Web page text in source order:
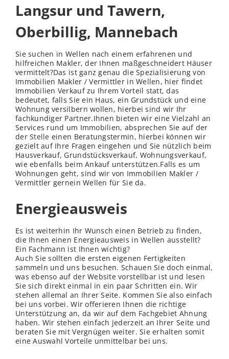
Langsur und Tawern,
Oberbillig, Mannebach
Sie suchen in Wellen nach einem erfahrenen und
hilfreichen Makler, der Ihnen maßgeschneidert Häuser
vermittelt?Das ist ganz genau die Spezialisierung von
Immobilien Makler / Vermittler in Wellen, hier findet
Immobilien Verkauf zu Ihrem Vorteil statt, das
bedeutet, falls Sie ein Haus, ein Grundstück und eine
Wohnung versilbern wollen, hierbei sind wir Ihr
fachkundiger Partner.Ihnen bieten wir eine Vielzahl an
Services rund um Immobilien, absprechen Sie auf der
derStelle einen Beratungstermin, hierbei können wir
gezielt auf Ihre Fragen eingehen und Sie nützlich beim
Hausverkauf, Grundstücksverkauf, Wohnungsverkauf,
wie ebenfalls beim Ankauf unterstützen.Falls es um
Wohnungen geht, sind wir von Immobilien Makler /
Vermittler gernein Wellen für Sie da.
Energieausweis
Es ist weiterhin Ihr Wunsch einen Betrieb zu finden,
die Ihnen einen Energieausweis in Wellen ausstellt?
Ein Fachmann ist Ihnen wichtig?
Auch Sie sollten die ersten eigenen Fertigkeiten
sammeln und uns besuchen. Schauen Sie doch einmal,
was ebenso auf der Website vorstellbar ist und lesen
Sie sich direkt einmal in ein paar Schritten ein. Wir
stehen allemal an Ihrer Seite. Kommen Sie also einfach
bei uns vorbei. Wir offerieren Ihnen die richtige
Unterstützung an, da wir auf dem Fachgebiet Ahnung
haben. Wir stehen einfach jederzeit an Ihrer Seite und
beraten Sie mit Vergnügen weiter. Sie erhalten somit
eine Auswahl Vorteile unmittelbar bei uns.